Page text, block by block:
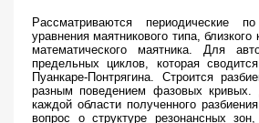
Рассматриваются периодические
уравнения маятникового типа,
математического маятника. Для
предельных циклов, которая
Пуанкаре-Понтрягина. Строится
разным поведением фазовых
каждой области полученного
вопрос о структуре резонансных